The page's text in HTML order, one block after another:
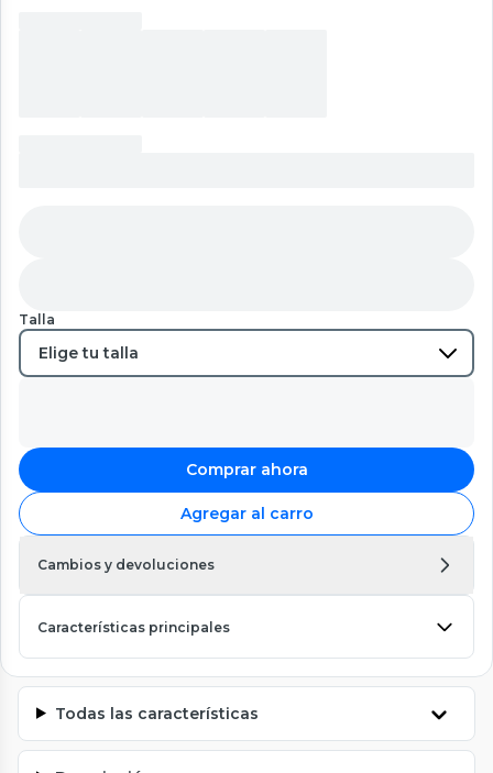
Talla
Comprar ahora
Agregar al carro
Cambios y devoluciones
Características principales
Todas las características